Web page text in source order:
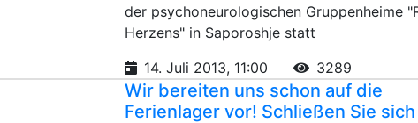
der psychoneurologischen Gruppenheime
Herzens" in Saporoshje statt
14. Juli 2013, 11:00
3289
Wir bereiten uns schon auf die
Ferienlager vor! Schließen Sie